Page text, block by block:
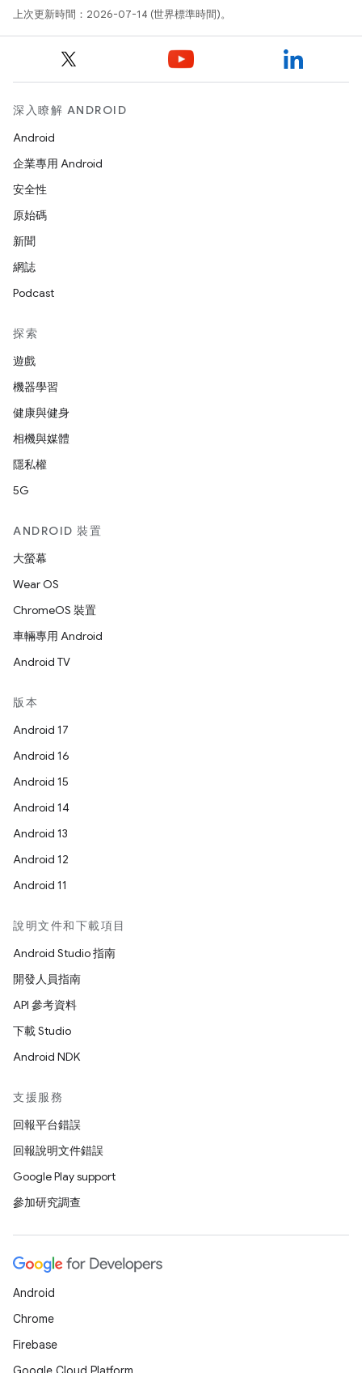
上次更新時間：2026-07-14 (世界標準時間)。
深入瞭解 ANDROID
Android
企業專用 Android
安全性
原始碼
新聞
網誌
Podcast
探索
遊戲
機器學習
健康與健身
相機與媒體
隱私權
5G
ANDROID 裝置
大螢幕
Wear OS
ChromeOS 裝置
車輛專用 Android
Android TV
版本
Android 17
Android 16
Android 15
Android 14
Android 13
Android 12
Android 11
說明文件和下載項目
Android Studio 指南
開發人員指南
API 參考資料
下載 Studio
Android NDK
支援服務
回報平台錯誤
回報說明文件錯誤
Google Play support
參加研究調查
Android
Chrome
Firebase